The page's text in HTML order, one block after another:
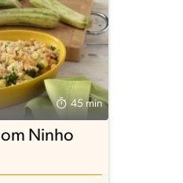
45 min
Ninho